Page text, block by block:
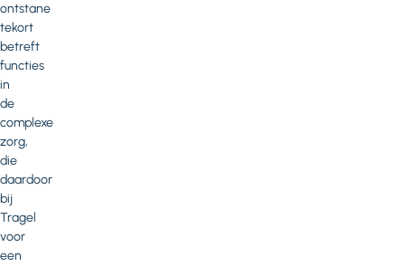
ontstane
tekort
betreft
functies
in
de
complexe
zorg,
die
daardoor
bij
Tragel
voor
een